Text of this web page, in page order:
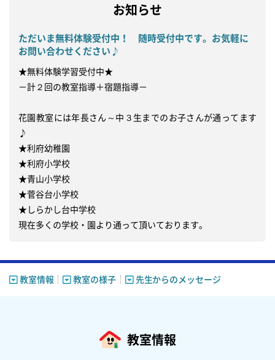
お知らせ
ただいま無料体験受付中！ 随時受付中です。お気軽に
お問い合わせください♪
★無料体験学習受付中★
－計２回の教室指導＋宿題指導－
花園教室には年長さん～中３生までのお子さんが通ってます
♪
★利府幼稚園
★利府小学校
★青山小学校
★菅谷台小学校
★しらかし台中学校
現在多くの学校・園より通って頂いております。
教室情報 教室の様子 先生からのメッセージ
教室情報